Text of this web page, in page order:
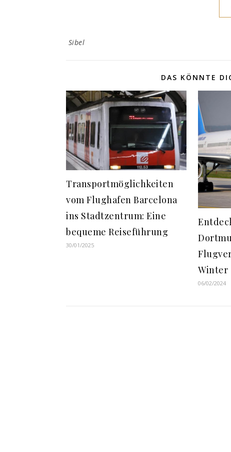
Sibel
DAS KÖNNTE
Transportmöglichkeiten
vom Flughafen Barcelona
ins Stadtzentrum: Eine
bequeme Reiseführung
30/01/2025
Winter
06/02/2024